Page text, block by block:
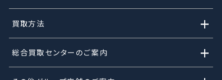
買取方法 +
総合買取センターのご案内 +